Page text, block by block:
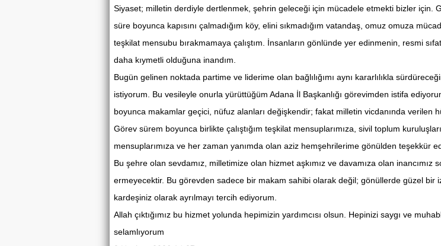
Siyaset; milletin derdiyle dertlenmek, şehrin geleceği için mücadele etmekti bizler için.
süre boyunca kapısını çalmadığım köy, elini sıkmadığım vatandaş, omuz omuza
teşkilat mensubu bırakmamaya çalıştım. İnsanların gönlünde yer edinmenin, resmi
daha kıymetli olduğuna inandım.
Bugün gelinen noktada partime ve liderime olan bağlılığımı aynı kararlılıkla
istiyorum. Bu vesileyle onurla yürüttüğüm Adana İl Başkanlığı görevimden istifa
boyunca makamlar geçici, nüfuz alanları değişkendir; fakat milletin vicdanında verilen
Görev sürem boyunca birlikte çalıştığım teşkilat mensuplarımıza, sivil toplum
mensuplarımıza ve her zaman yanımda olan aziz hemşehrilerime gönülden teşekkür
Bu şehre olan sevdamız, milletimize olan hizmet aşkımız ve davamıza olan inancımız
ermeyecektir. Bu görevden sadece bir makam sahibi olarak değil; gönüllerde güzel bir
kardeşiniz olarak ayrılmayı tercih ediyorum.
Allah çıktığımız bu hizmet yolunda hepimizin yardımcısı olsun. Hepinizi saygı ve
selamlıyorum